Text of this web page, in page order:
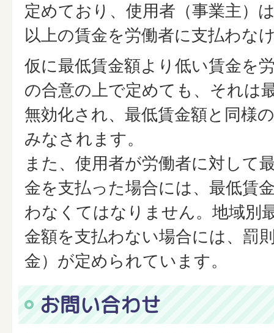
定めており、使用者（事業主）
以上の賃金を労働者に支払わな
仮に最低賃金額より低い賃金を
の合意の上で定めても、それは
無効化され、最低賃金額と同様
みなされます。
また、使用者が労働者に対して
金を支払った場合には、最低賃
わなくてはなりません。地域別
金額を支払わない場合には、罰
金）が定められています。
お問い合わせ